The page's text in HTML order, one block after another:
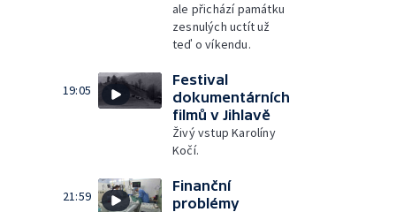
ale přichází památku
zesnulých uctít už
teď o víkendu.
19:05
Festival
dokumentárních
filmů v Jihlavě
Živý vstup Karolíny
Kočí.
21:59
Finanční
problémy